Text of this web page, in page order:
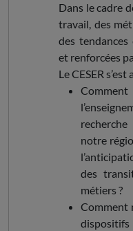
Dans le cadre
travail, des
des
et renforcées
Le CESER
notre
des
métiers ?
Comment